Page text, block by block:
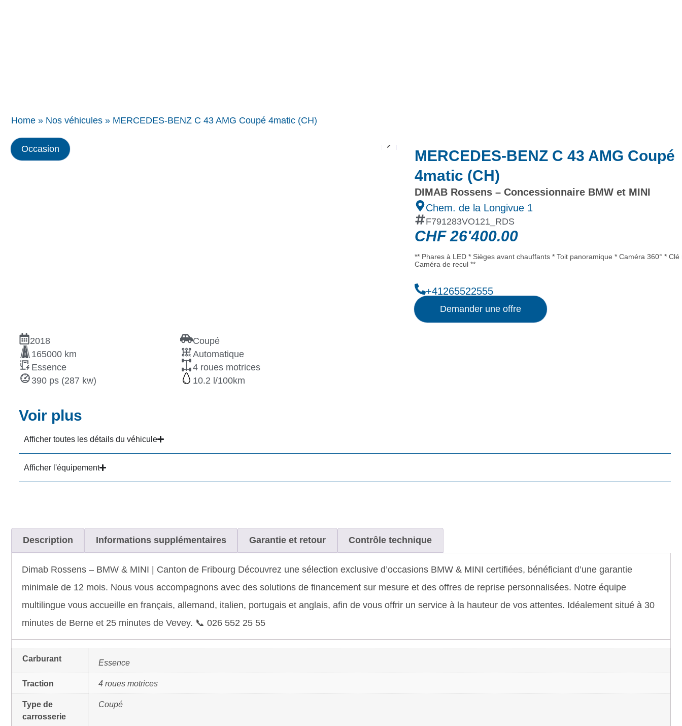
Home » Nos véhicules » MERCEDES-BENZ C 43 AMG Coupé 4matic (CH)
Occasion
MERCEDES-BENZ C 43 AMG Coupé
4matic (CH)
DIMAB Rossens – Concessionnaire BMW et MINI
Chem. de la Longivue 1
F791283VO121_RDS
CHF26'400.00
** Phares à LED * Sièges avant chauffants * Toit panoramique * Caméra 360° * Clé
Caméra de recul **
+41265522555
Demander une offre
2018
Coupé
165000 km
Automatique
Essence
4 roues motrices
390 ps (287 kw)
10.2
Voir plus
Afficher toutes les détails du véhicule
Afficher l'équipement
Description Informations supplémentaires Garantie et retour Contrôle technique
Dimab Rossens – BMW & MINI | Canton de Fribourg Découvrez une sélection exclusive d’occasions BMW & MINI certifiées, bénéficiant d’une garantie
minimale de 12 mois. Nous vous accompagnons avec des solutions de financement sur mesure et des offres de reprise personnalisées. Notre équipe
multilingue vous accueille en français, allemand, italien, portugais et anglais, afin de vous offrir un service à la hauteur de vos attentes. Idéalement situé à 30
minutes de Berne et 25 minutes de Vevey. 📞 026 552 25 55
Carburant Essence
Traction 4 roues motrices
Type de
carrosserie
Coupé